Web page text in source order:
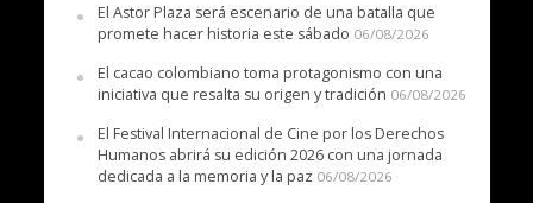
El Astor Plaza será escenario de una batalla que
promete hacer historia este sábado 06/08/2026
El cacao colombiano toma protagonismo con una
iniciativa que resalta su origen y tradición 06/08/2026
El Festival Internacional de Cine por los Derechos
Humanos abrirá su edición 2026 con una jornada
dedicada a la memoria y la paz 06/08/2026